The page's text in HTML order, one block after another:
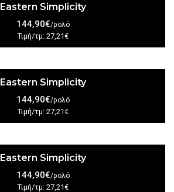
Eastern Simplicity
144,90€/ρολό
Τιμή/τμ: 27,21€
Eastern Simplicity
144,90€/ρολό
Τιμή/τμ: 27,21€
Eastern Simplicity
144,90€/ρολό
Τιμή/τμ: 27,21€